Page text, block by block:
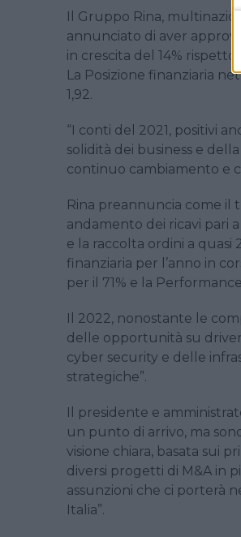
Il Gruppo Rina,
annunciato di aver
in crescita del 14%
La Posizione finanziaria
1,92.
“I conti del 2021, positivi
solidità dei business e
continuo cambiamento e
Rina preannuncia come il
andamento dei ricavi pari
e la raccolta ordini a
finanziaria per l’anno in
per il 71% e la
Il 2022, nonostante le
delle opportunità su
cyber security e delle
strategiche”.
Il presidente e
un punto di arrivo, ma
visione chiara, basata sui
diversi progetti di M&A in
assunzioni che ci porterà
Italia”.